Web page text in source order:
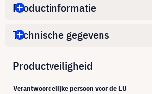
Productinformatie
Technische gegevens
Productveiligheid
Verantwoordelijke persoon voor de EU